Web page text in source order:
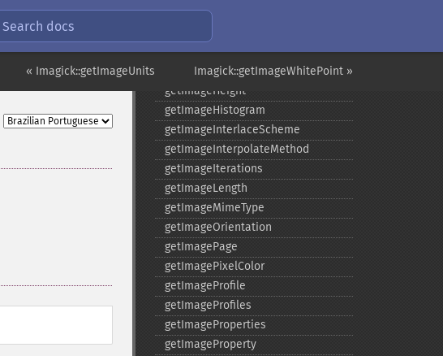
Search docs
Imagick::getImageWhitePoint »
« Imagick::getImageUnits
getImageGamma
getImageGravity
getImageGreenPrimary
getImageHeight
getImageHistogram
getImageInterlaceScheme
getImageInterpolateMethod
getImageIterations
getImageLength
getImageMimeType
getImageOrientation
getImagePage
getImagePixelColor
getImageProfile
getImageProfiles
getImageProperties
getImageProperty